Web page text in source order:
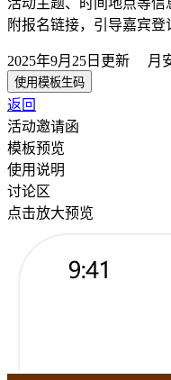
附报名链接，引导嘉宾登
2025年9月25日 更新 月
使用模板生码
返回
活动邀请函
模板预览
使用说明
讨论区
点击放大预览